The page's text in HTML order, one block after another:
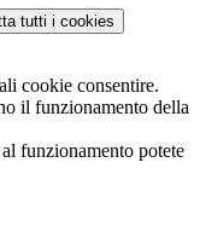
tutti i cookies
cookie consentire.
il funzionamento della
funzionamento potete